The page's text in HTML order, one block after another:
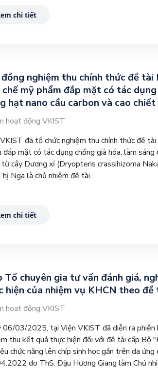
chi tiết
nghiệm thu chính thức đề tài
chế mỹ phẩm đắp mặt có tác
hạt nano cầu carbon và cao
hoạt động VKIST
đã tổ chức nghiệm thu chính thức đề
đắp mặt có tác dụng chống già hóa, làm
cây Dương xỉ (Dryopteris crassihizoma
Nga là chủ nhiệm đề tài.
chi tiết
Tổ chuyên gia tư vấn đánh giá,
hiện của nhiệm vụ KHCN theo
hoạt động VKIST
06/03/2025, tại Viện VKIST đã diễn ra phiên
thu kết quả thực hiện đối với đề tài cấp Bộ
chức năng lên chíp sinh học gắn trên da
do ThS. Đậu Hương Giang làm Chủ